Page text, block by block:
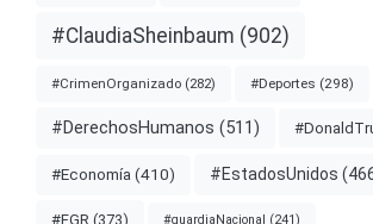
#ClaudiaSheinbaum (902)
#CrimenOrganizado (282) #Deportes (298)
#DerechosHumanos (511)
#Economía (410) #EstadosUnidos
#FGR (373) #guardiaNacional (241)